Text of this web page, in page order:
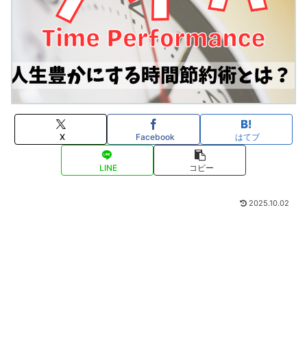
X Facebook はてブ
LINE コピー
2025.10.02